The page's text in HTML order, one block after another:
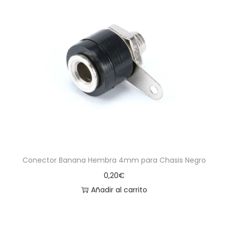
Conector Banana Hembra 4mm para Chasis Negro
0,20€
Añadir al carrito